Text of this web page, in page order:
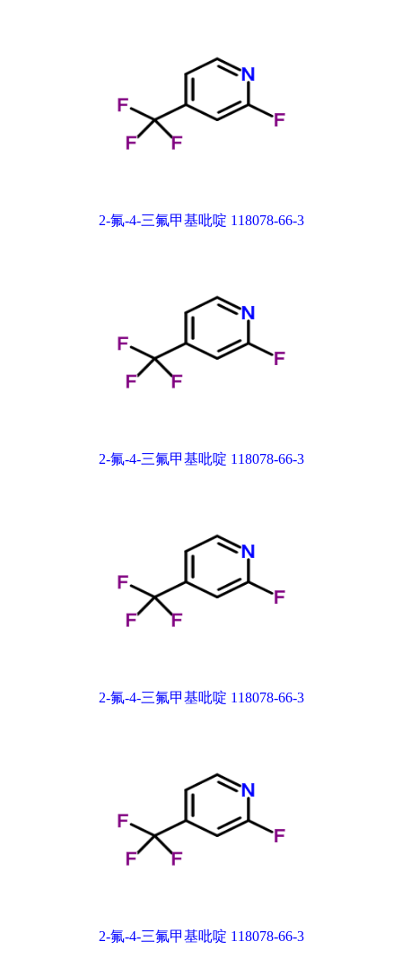
2-氟-4-三氟甲基吡啶 118078-66-3
2-氟-4-三氟甲基吡啶 118078-66-3
2-氟-4-三氟甲基吡啶 118078-66-3
2-氟-4-三氟甲基吡啶 118078-66-3